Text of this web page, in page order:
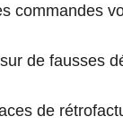
commandes
de fausses
de